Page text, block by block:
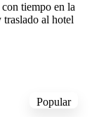
tiempo en la
traslado al hotel
Popular